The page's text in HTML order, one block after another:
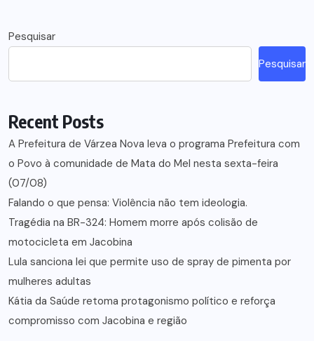
Pesquisar
Pesquisar
Recent Posts
A Prefeitura de Várzea Nova leva o programa Prefeitura com
o Povo à comunidade de Mata do Mel nesta sexta-feira
(07/08)
Falando o que pensa: Violência não tem ideologia.
Tragédia na BR-324: Homem morre após colisão de
motocicleta em Jacobina
Lula sanciona lei que permite uso de spray de pimenta por
mulheres adultas
Kátia da Saúde retoma protagonismo político e reforça
compromisso com Jacobina e região